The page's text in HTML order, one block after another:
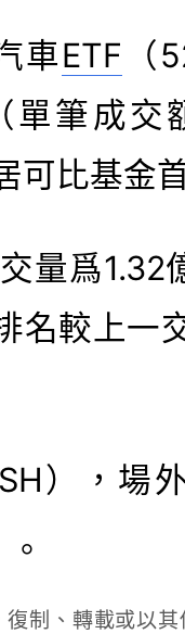
車ETF （
單筆成交
可比基金
量爲1.32
名較上一
），場
制、轉載或以